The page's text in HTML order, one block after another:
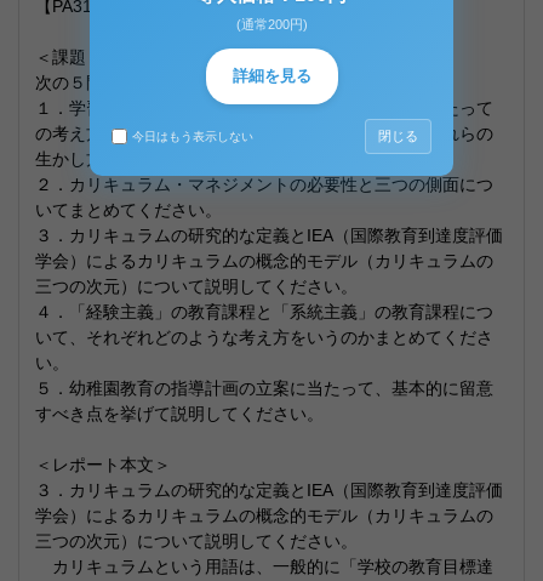
【PA3100 教育課程論 ２単位目 合格レポート】
＜課題＞
次の５問の中から２問を選択し、解答してください。
１．学習指導要領の総則で教育課程の編成や実施に当たって
の考え方や配慮事項が示されていることの重要性やそれらの
生かし方について述べてください。
２．カリキュラム・マネジメントの必要性と三つの側面につ
いてまとめてください。
３．カリキュラムの研究的な定義とIEA（国際教育到達度評価
学会）によるカリキュラムの概念的モデル（カリキュラムの
三つの次元）について説明してください。
４．「経験主義」の教育課程と「系統主義」の教育課程につ
いて、それぞれどのような考え方をいうのかまとめてくださ
い。
５．幼稚園教育の指導計画の立案に当たって、基本的に留意
すべき点を挙げて説明してください。
＜レポート本文＞
３．カリキュラムの研究的な定義とIEA（国際教育到達度評価
学会）によるカリキュラムの概念的モデル（カリキュラムの
三つの次元）について説明してください。
カリキュラムという用語は、一般的に「学校の教育目標達
(通常200円)
詳細を見る
今日はもう表示しない 閉じる